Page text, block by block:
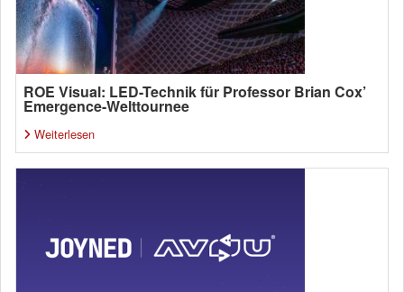
ROE Visual: LED-Technik für Professor Brian Cox’
Emergence-Welttournee
Weiterlesen